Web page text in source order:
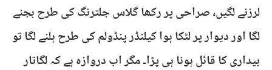
لرزنے لگیں، صراحی پر رکھا گلاس جلترنگ کی طرح بجنے
لگا اور دیوار پر لٹکا ہوا کیلنڈر پنڈولم کی طرح ہلنے لگا تو
بیداری کا قائل ہونا ہی پڑا۔ مگر اب دروازہ ہے کہ لگاتار